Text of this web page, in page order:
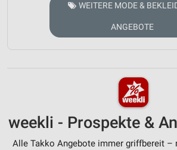
WEITERE MODE &
ANGEBOTE
weekli - Prospekte &
Alle Takko Angebote immer griffbereit –